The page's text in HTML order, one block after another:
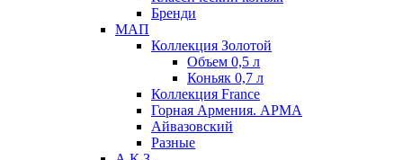
Бренди
МАП
Коллекция Золотой
Объем 0,5 л
Коньяк 0,7 л
Коллекция France
Горная Армения. АРМА
Айвазовский
Разные